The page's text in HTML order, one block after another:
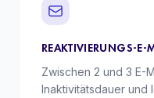
REAKTIVIERUNGS-E-
Zwischen 2 und 3 E-
Inaktivitätsdauer und